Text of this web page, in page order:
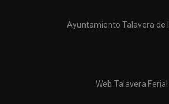
Ayuntamiento Talavera de
Web Talavera Ferial